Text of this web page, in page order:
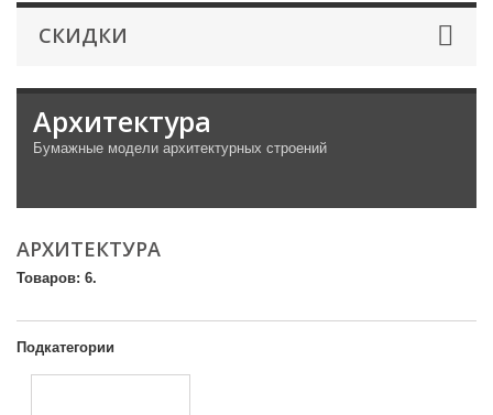
СКИДКИ
Архитектура
Бумажные модели архитектурных строений
АРХИТЕКТУРА
Товаров: 6.
Подкатегории